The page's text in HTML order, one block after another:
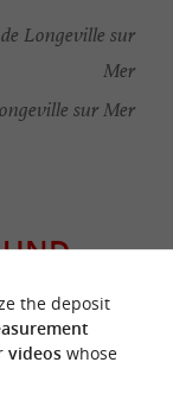
Longeville sur
Mer
sur Mer
Accommodation
the deposit
videoswhose